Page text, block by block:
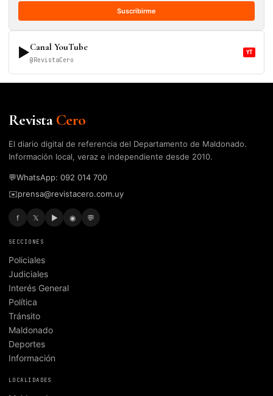
Suscribirme
▶Canal YouTube
@RevistaCero
YT
RevistaCero
El diario digital de referencia del Departamento de Maldonado.
Información local, veraz e independiente desde 2010.
💬WhatsApp: 092 014 700
✉️prensa@revistacero.com.uy
f 𝕏 ▶ ◉ 💬
SECCIONES
Policiales
Judiciales
Interés General
Política
Tránsito
Maldonado
Deportes
Información
LOCALIDADES